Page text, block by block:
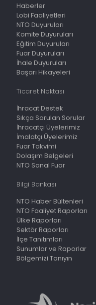
Haberler
Lobi Faaliyetleri
NTO Duyuruları
Komite Duyuruları
Eğitim Duyuruları
Fuar Duyuruları
İhale Duyuruları
Başarı Hikayeleri
Ticaret Noktası
İhracat Destek
Sıkça Sorulan Sorular
İhracatçı Üyelerimiz
İmalatçı Üyelerimiz
Fuar Takvimi
Dolaşım Belgeleri
NTO Sanal Fuar
Bilgi Bankası
NTO Haber Bültenleri
NTO Faaliyet Raporları
Ülke Raporları
Sektör Raporları
İlçe Tanıtımları
Sunumlar ve Raporlar
Bölgemizi Tanıyın